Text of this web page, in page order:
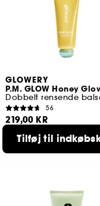
GLOWERY
P.M. GLOW Honey
Dobbelt rensende
56
219,00 KR
Tilføj til